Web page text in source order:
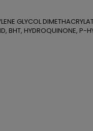
GLYCOL
BHT, HYDROQUINONE,